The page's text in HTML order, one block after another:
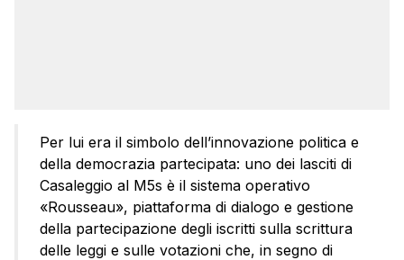
Per lui era il simbolo dell’innovazione politica e
della democrazia partecipata: uno dei lasciti di
Casaleggio al M5s è il sistema operativo
«Rousseau», piattaforma di dialogo e gestione
della partecipazione degli iscritti sulla scrittura
delle leggi e sulle votazioni che, in segno di